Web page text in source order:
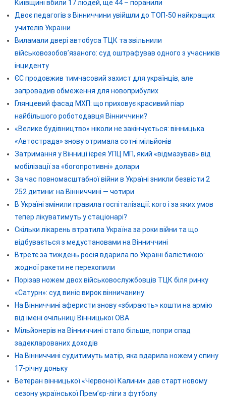
Київщині вбили 17 людей, ще 44 – поранили
Двоє педагогів з Вінниччини увійшли до ТОП-50 найкращих
учителів України
Виламали двері автобуса ТЦК та звільнили
військовозобов’язаного: суд оштрафував одного з учасників
інциденту
ЄС продовжив тимчасовий захист для українців, але
запровадив обмеження для новоприбулих
Глянцевий фасад МХП: що приховує красивий піар
найбільшого роботодавця Вінниччини?
«Велике будівництво» ніколи не закінчується: вінницька
«Автострада» знову отримала сотні мільйонів
Затримання у Вінниці ієрея УПЦ МП, який «відмазував» від
мобілізації за «богопротивні» долари
За час повномасштабної війни в Україні зникли безвісти 2
252 дитини: на Вінниччині — чотири
В Україні змінили правила госпіталізації: кого і за яких умов
тепер лікуватимуть у стаціонарі?
Скільки лікарень втратила Україна за роки війни та що
відбувається з медустановами на Вінниччині
Втретє за тиждень росія вдарила по Україні балістикою:
жодної ракети не перехопили
Порізав ножем двох військовослужбовців ТЦК біля ринку
«Сатурн»: суд виніс вирок вінничанину
На Вінниччині аферисти знову «збирають» кошти на армію
від імені очільниці Вінницької ОВА
Мільйонерів на Вінниччині стало більше, попри спад
задекларованих доходів
На Вінниччині судитимуть матір, яка вдарила ножем у спину
17-річну доньку
Ветеран вінницької «Червоної Калини» дав старт новому
сезону української Прем’єр-ліги з футболу